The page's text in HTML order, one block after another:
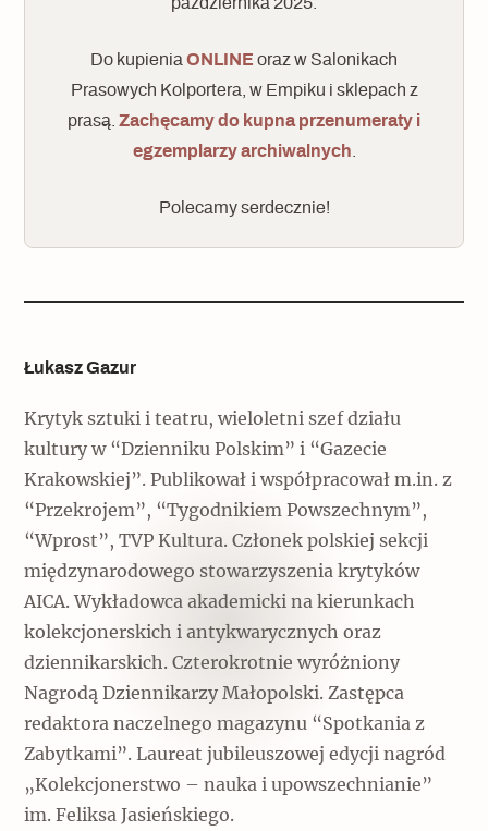
Do kupienia ONLINE oraz w Salonikach
Prasowych Kolportera, w Empiku i sklepach z
prasą. Zachęcamy do kupna przenumeraty i
egzemplarzy archiwalnych
Polecamy serdecznie!
Łukasz Gazur
Krytyk sztuki i teatru, wieloletni szef działu
kultury w “Dzienniku Polskim” i “Gazecie
Krakowskiej”. Publikował i współpracował m.in. z
“Przekrojem”, “Tygodnikiem Powszechnym”,
“Wprost”, TVP Kultura. Członek polskiej sekcji
międzynarodowego stowarzyszenia krytyków
AICA. Wykładowca akademicki na kierunkach
kolekcjonerskich i antykwarycznych oraz
dziennikarskich. Czterokrotnie wyróżniony
Nagrodą Dziennikarzy Małopolski. Zastępca
redaktora naczelnego magazynu “Spotkania z
Zabytkami”. Laureat jubileuszowej edycji nagród
„Kolekcjonerstwo – nauka i upowszechnianie”
im. Feliksa Jasieńskiego.